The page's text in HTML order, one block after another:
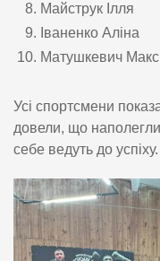
Майструк Ілля
Іваненко Аліна
Матушкевич
Усі спортсмени
довели, що
себе ведуть до успіху.